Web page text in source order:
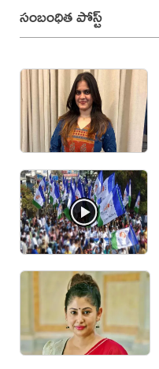
సంబంధిత పోస్ట్